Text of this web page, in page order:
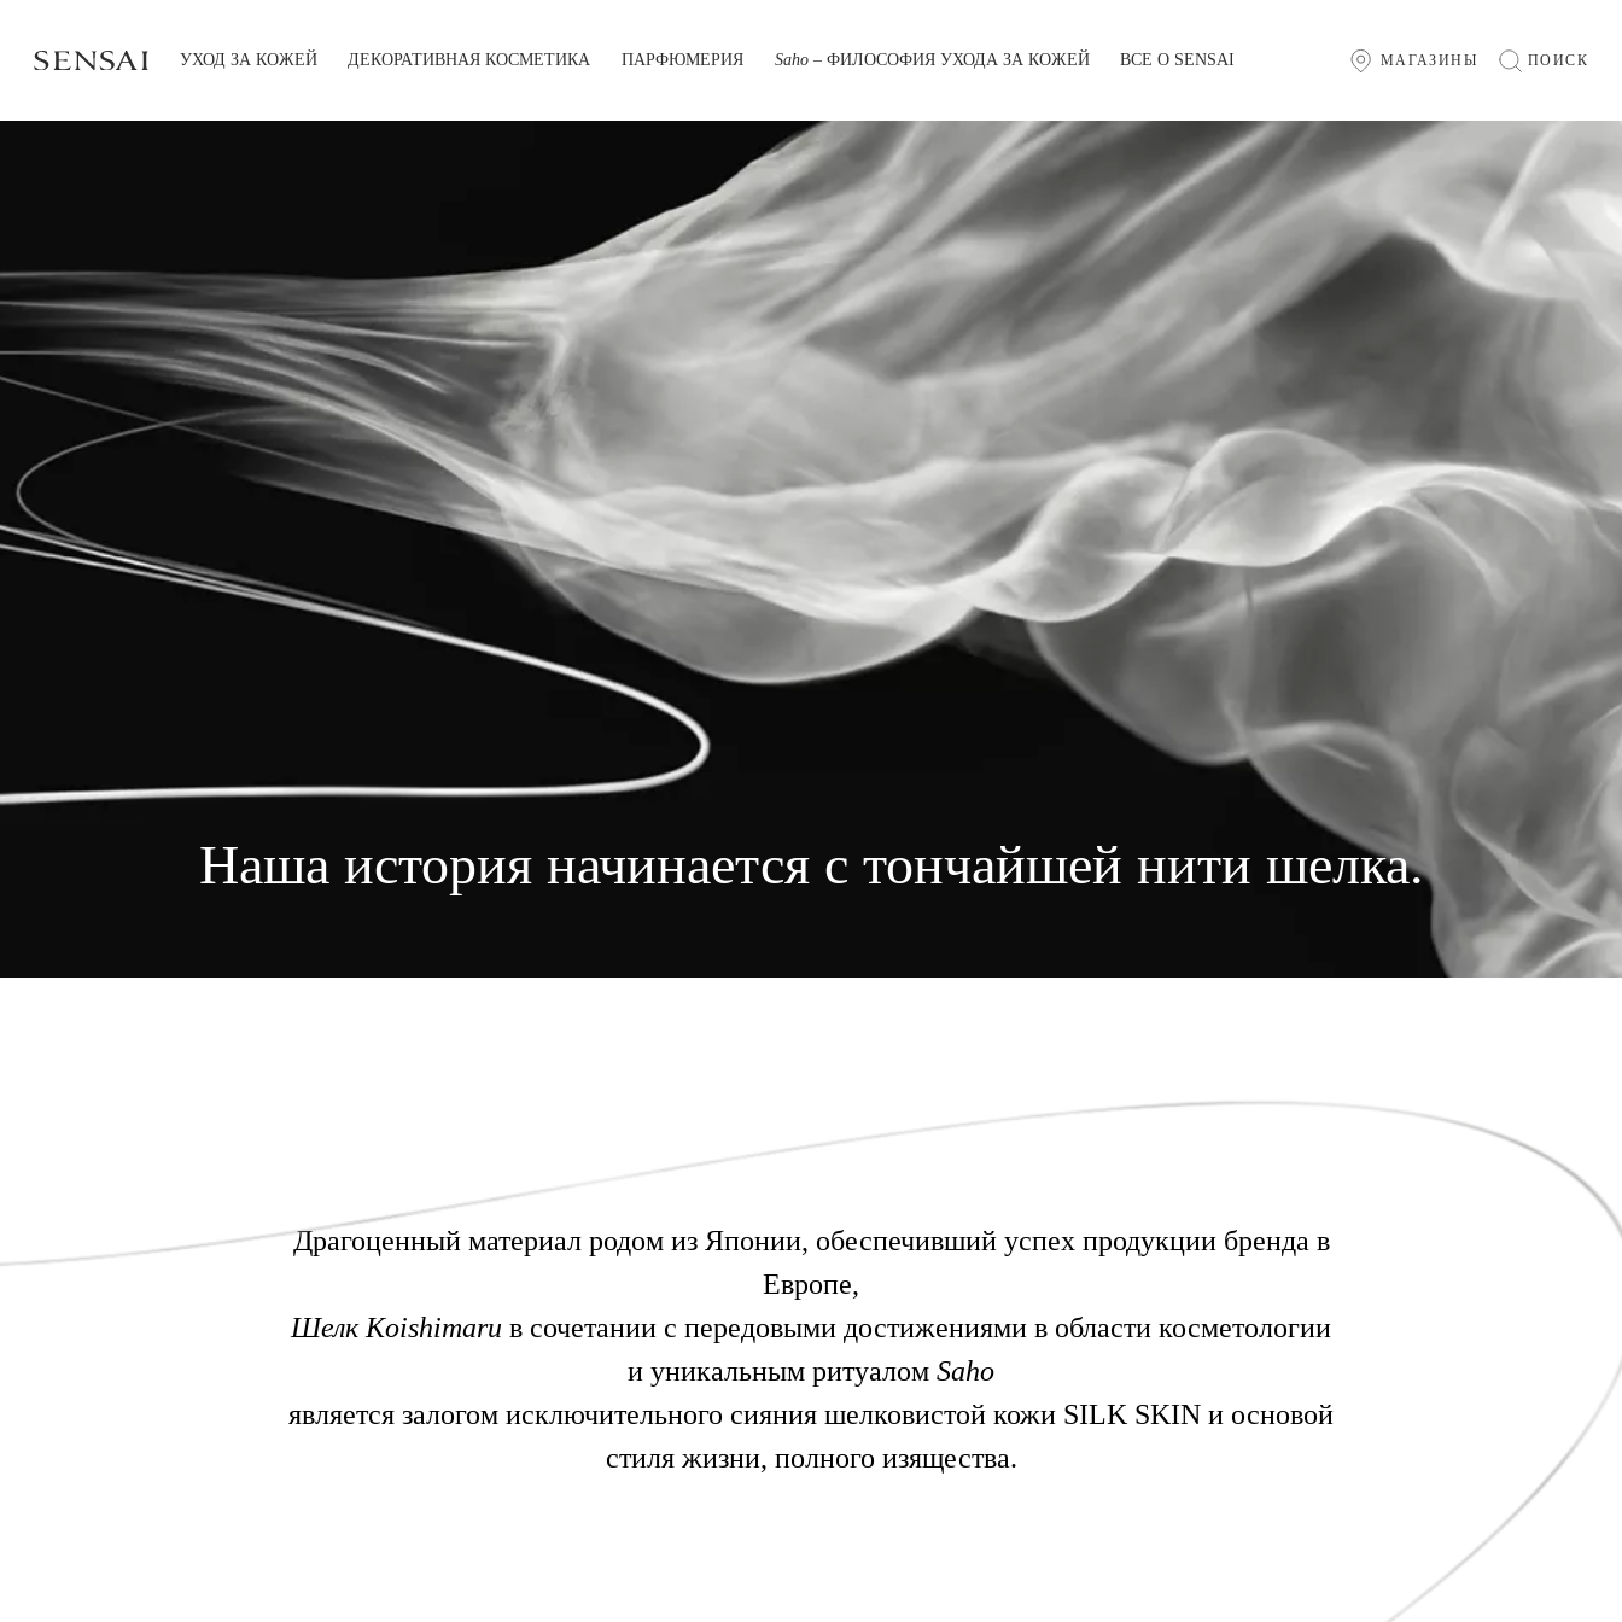
УХОД ЗА КОЖЕЙ ДЕКОРАТИВНАЯ КОСМЕТИКА ПАРФЮМЕРИЯ Saho– ФИЛОСОФИЯ УХОДА ЗА КОЖЕЙ BCE O SENSAI ПОИСК
МАГАЗИНЫ
E
S
Наша история начинаетсяс тончайшей нити шелка.
Драгоценный материал родом из Японии, обеспечивший успех продукции бренда в
Европе,
Шелк Koishimaru в сочетании с передовыми достижениями в области косметологии
и уникальным ритуалом Saho
является залогом исключительного сияния шелковистой кожи SILK SKIN и основой
стиля жизни, полного изящества.